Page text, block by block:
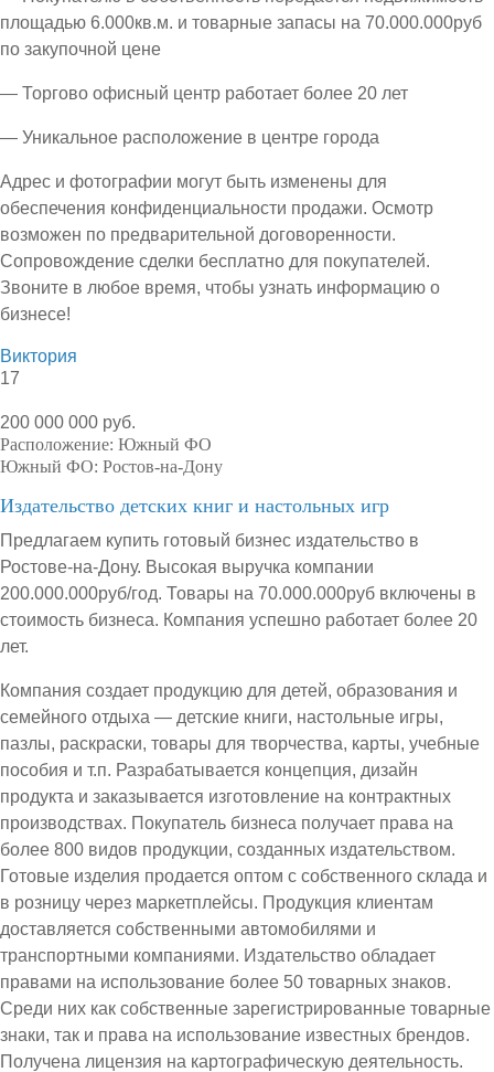
площадью 6.000кв.м. и товарные запасы на 70.000.000руб
по закупочной цене
— Торгово офисный центр работает более 20 лет
— Уникальное расположение в центре города
Адрес и фотографии могут быть изменены для
обеспечения конфиденциальности продажи. Осмотр
возможен по предварительной договоренности.
Сопровождение сделки бесплатно для покупателей.
Звоните в любое время, чтобы узнать информацию о
бизнесе!
Виктория
17
200 000 000 руб.
Расположение: Южный ФО
Южный ФО: Ростов-на-Дону
Издательство детских книг и настольных игр
Предлагаем купить готовый бизнес издательство в
Ростове-на-Дону. Высокая выручка компании
200.000.000руб/год. Товары на 70.000.000руб включены в
стоимость бизнеса. Компания успешно работает более 20
лет.
Компания создает продукцию для детей, образования и
семейного отдыха — детские книги, настольные игры,
пазлы, раскраски, товары для творчества, карты, учебные
пособия и т.п. Разрабатывается концепция, дизайн
продукта и заказывается изготовление на контрактных
производствах. Покупатель бизнеса получает права на
более 800 видов продукции, созданных издательством.
Готовые изделия продается оптом с собственного склада и
в розницу через маркетплейсы. Продукция клиентам
доставляется собственными автомобилями и
транспортными компаниями. Издательство обладает
правами на использование более 50 товарных знаков.
Среди них как собственные зарегистрированные товарные
знаки, так и права на использование известных брендов.
Получена лицензия на картографическую деятельность.